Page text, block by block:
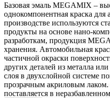
Базовая эмаль MEGAMIX –
однокомпонентная краска для
производстве используются
продукты на основе нано-
разработкам, продукция
хранения. Автомобильная
частичной окраски
других деталей из металла
слоя в двухслойной системе
прозрачным акриловым лаком.
поставляется в